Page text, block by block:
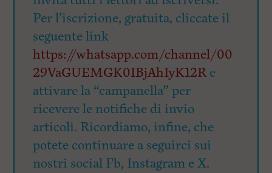
Per l’iscrizione, gratuita, cliccate il
seguente link
https://whatsapp.com/channel/00
29VaGUEMGK0IBjAhIyK12Re
attivare la “campanella” per
ricevere le notifiche di invio
articoli. Ricordiamo, infine, che
potete continuare a seguirci sui
nostri social Fb, Instagram e X.